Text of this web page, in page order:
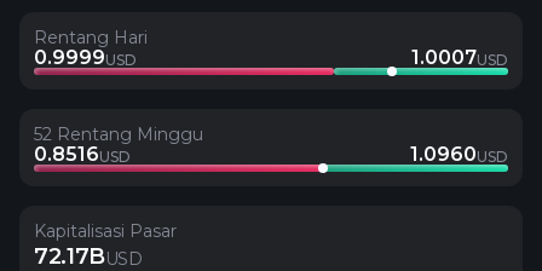
Rentang Hari
0.9999USD 1.0007USD
52 Rentang Minggu
0.8516USD 1.0960USD
Kapitalisasi Pasar
72.17BUSD